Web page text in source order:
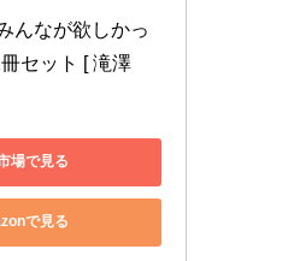
んなが欲しかっ
セット [ 滝澤
場で見る
で見る